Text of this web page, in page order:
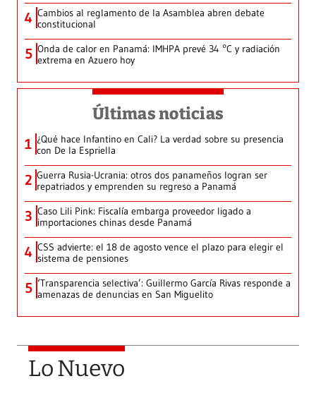
4 Cambios al reglamento de la Asamblea abren debate
constitucional
5 Onda de calor en Panamá: IMHPA prevé 34 °C y radiación
extrema en Azuero hoy
Últimas noticias
1 ¿Qué hace Infantino en Cali? La verdad sobre su presencia
con De la Espriella
2 Guerra Rusia-Ucrania: otros dos panameños logran ser
repatriados y emprenden su regreso a Panamá
3 Caso Lili Pink: Fiscalía embarga proveedor ligado a
importaciones chinas desde Panamá
4 CSS advierte: el 18 de agosto vence el plazo para elegir el
sistema de pensiones
5 ‘Transparencia selectiva’: Guillermo García Rivas responde a
amenazas de denuncias en San Miguelito
Lo Nuevo